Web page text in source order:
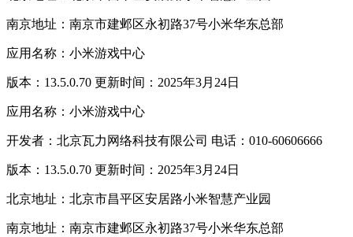
南京地址：南京市建邺区永初路37号小米华东总部
应用名称：小米游戏中心
版本：13.5.0.70 更新时间：2025年3月24日
应用名称：小米游戏中心
开发者：北京瓦力网络科技有限公司 电话：010-60606666
版本：13.5.0.70 更新时间：2025年3月24日
北京地址：北京市昌平区安居路小米智慧产业园
南京地址：南京市建邺区永初路37号小米华东总部